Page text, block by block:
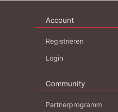
Account
Registrieren
Login
Community
Partnerprogramm